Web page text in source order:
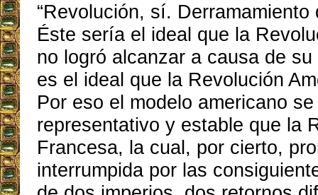
“Revolución, sí. Derramamiento
Éste sería el ideal que la
no logró alcanzar a causa de
es el ideal que la Revolución
Por eso el modelo americano
representativo y estable que la
Francesa, la cual, por cierto,
interrumpida por las